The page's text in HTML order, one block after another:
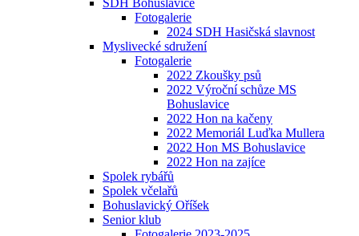
SDH Bohuslavice
Fotogalerie
2024 SDH Hasičská slavnost
Myslivecké sdružení
Fotogalerie
2022 Zkoušky psů
2022 Výroční schůze MS
Bohuslavice
2022 Hon na kačeny
2022 Memoriál Luďka Mullera
2022 Hon MS Bohuslavice
2022 Hon na zajíce
Spolek rybářů
Spolek včelařů
Bohuslavický Oříšek
Senior klub